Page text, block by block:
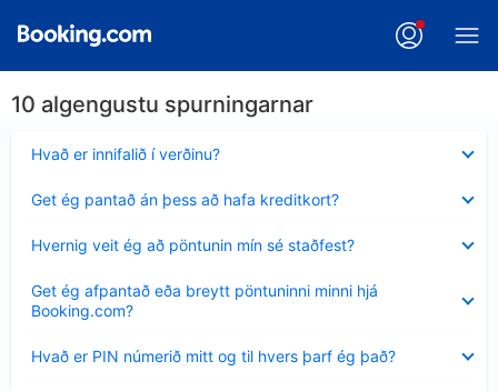
10 algengustu spurningarnar
Hvað er innifalið í verðinu?
sýnt
Get ég pantað án þess að hafa kreditkort?
sýnt
Hvernig veit ég að pöntunin mín sé staðfest?
sýnt
Get ég afpantað eða breytt pöntuninni minni hjá
Booking.com?
sýnt
Hvað er PIN númerið mitt og til hvers þarf ég það?
sýnt